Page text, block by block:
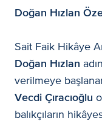
Doğan Hızlan
Sait Faik Hikâye
Doğan Hızlan
verilmeye
Vecdi Çıracıoğlu
balıkçıların